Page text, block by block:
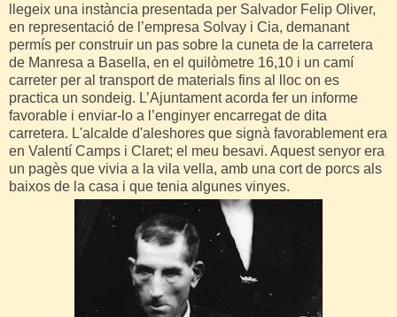
llegeix una instància presentada per Salvador Felip Oliver,
en representació de l’empresa Solvay i Cia, demanant
permís per construir un pas sobre la cuneta de la carretera
de Manresa a Basella, en el quilòmetre 16,10 i un camí
carreter per al transport de materials fins al lloc on es
practica un sondeig. L’Ajuntament acorda fer un informe
favorable i enviar-lo a l’enginyer encarregat de dita
carretera. L'alcalde d'aleshores que signà favorablement era
en Valentí Camps i Claret; el meu besavi. Aquest senyor era
un pagès que vivia a la vila vella, amb una cort de porcs als
baixos de la casa i que tenia algunes vinyes.